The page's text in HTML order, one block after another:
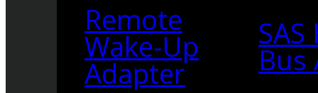
Remote
Wake-Up
Adapter Bus